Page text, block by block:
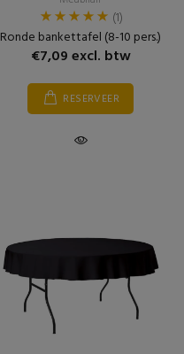
(1)
Ronde bankettafel (8-10 pers.)
€7,09 excl. btw
RESERVEER